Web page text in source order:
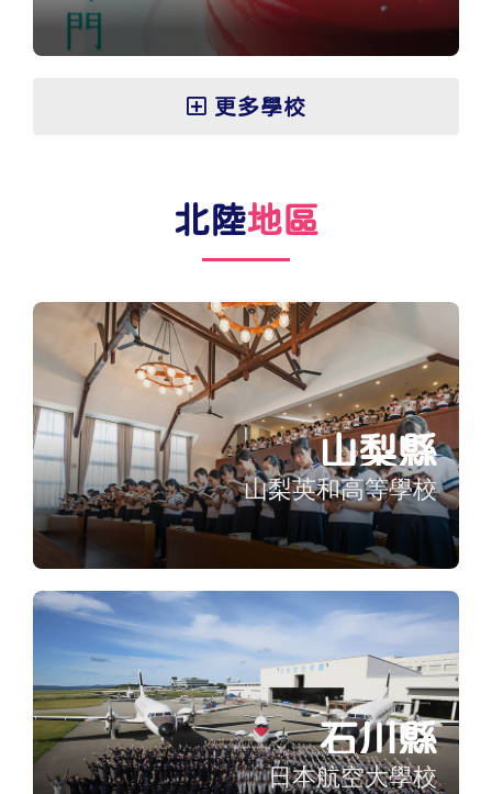
更多學校
北陸地區
山梨縣
山梨英和高等學校
石川縣
日本航空大學校